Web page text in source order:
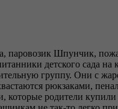
паровозик Шпунчик,
детского сада на
группу. Они с
рюкзаками,
которые родители